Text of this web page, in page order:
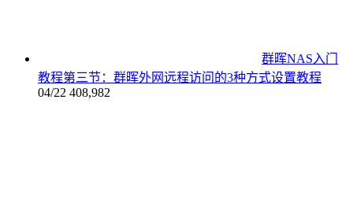
群晖NAS入门
教程第三节：群晖外网远程访问的3种方式设置教程
04/22 408,982